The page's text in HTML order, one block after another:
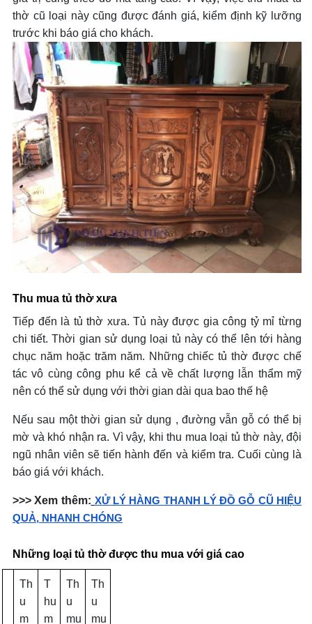
thờ cũ loại này cũng được đánh giá, kiểm định kỹ lưỡng
trước khi báo giá cho khách.
Thu mua tủ thờ xưa
Tiếp đến là tủ thờ xưa. Tủ này được gia công tỷ mỉ từng
chi tiết. Thời gian sử dụng loại tủ này có thể lên tới hàng
chục năm hoặc trăm năm. Những chiếc tủ thờ được chế
tác vô cùng công phu kể cả về chất lượng lẫn thẩm mỹ
nên có thể sử dụng với thời gian dài qua bao thế hệ
Nếu sau một thời gian sử dụng , đường vẫn gỗ có thể bị
mờ và khó nhận ra. Vì vậy, khi thu mua loại tủ thờ này, đội
ngũ nhân viên sẽ tiến hành đến và kiểm tra. Cuối cùng là
báo giá với khách.
>>> Xem thêm: XỬ LÝ HÀNG THANH LÝ ĐỒ GỖ CŨ HIỆU
QUẢ, NHANH CHÓNG
Những loại tủ thờ được thu mua với giá cao
Th
u
m
T
hu
m
Th
u
mu
Th
u
mu